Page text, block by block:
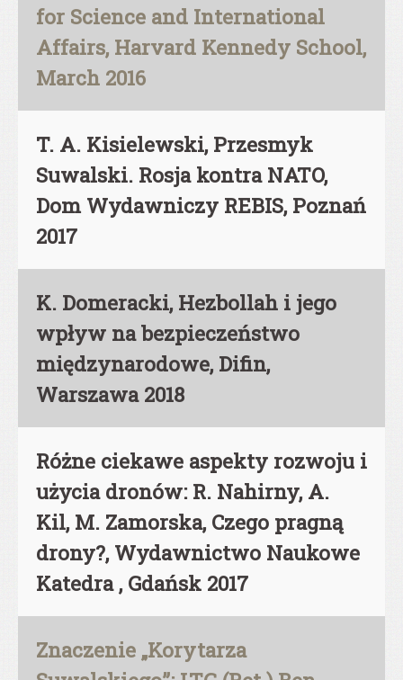
for Science and International
Affairs, Harvard Kennedy School,
March 2016
T. A. Kisielewski, Przesmyk
Suwalski. Rosja kontra NATO,
Dom Wydawniczy REBIS, Poznań
2017
K. Domeracki, Hezbollah i jego
wpływ na bezpieczeństwo
międzynarodowe, Difin,
Warszawa 2018
Różne ciekawe aspekty rozwoju i
użycia dronów: R. Nahirny, A.
Kil, M. Zamorska, Czego pragną
drony?, Wydawnictwo Naukowe
Katedra , Gdańsk 2017
Znaczenie „Korytarza